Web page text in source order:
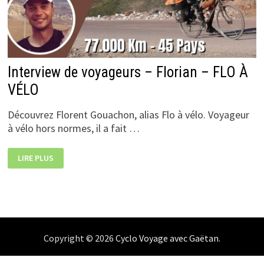
Interview de voyageurs – Florian – FLO À
VÉLO
Découvrez Florent Gouachon, alias Flo à vélo. Voyageur
à vélo hors normes, il a fait …
INTERVIEW
DE
VOYAGEURS
VÉLO
LIRE PLUS
Copyright © 2026 Cyclo Voyage avec Gaëtan.